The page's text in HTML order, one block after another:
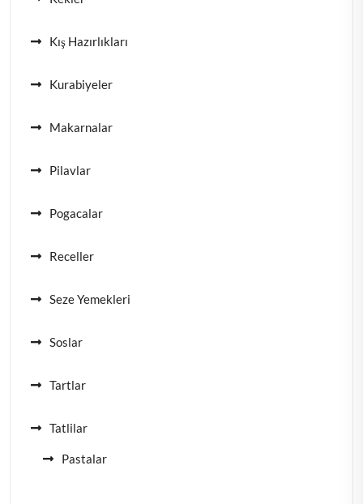
Kış Hazırlıkları
Kurabiyeler
Makarnalar
Pilavlar
Pogacalar
Receller
Seze Yemekleri
Soslar
Tartlar
Tatlilar
Pastalar